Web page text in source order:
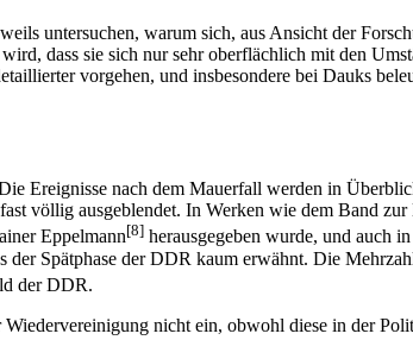
untersuchen, warum sich, aus Ansicht der
dass sie sich nur sehr oberflächlich mit den
vorgehen, und insbesondere bei Dauks
Ereignisse nach dem Mauerfall werden in
völlig ausgeblendet. In Werken wie dem Band
Eppelmann[8] herausgegeben wurde, und auch
Spätphase der DDR kaum erwähnt. Die
der DDR.
nicht ein, obwohl diese in der